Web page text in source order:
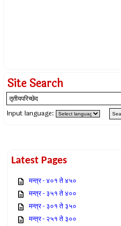
Site Search
Input language:
Latest Pages
मन्त्र - ४०१ ते ४५०
मन्त्र - ३५१ ते ४००
मन्त्र - ३०१ ते ३५०
मन्त्र - २५१ ते ३००